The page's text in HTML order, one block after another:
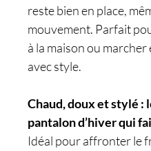
reste bien en place,
mouvement. Parfait
à la maison ou marcher
avec style.
Chaud, doux et stylé :
pantalon d’hiver qui
Idéal pour affronter le